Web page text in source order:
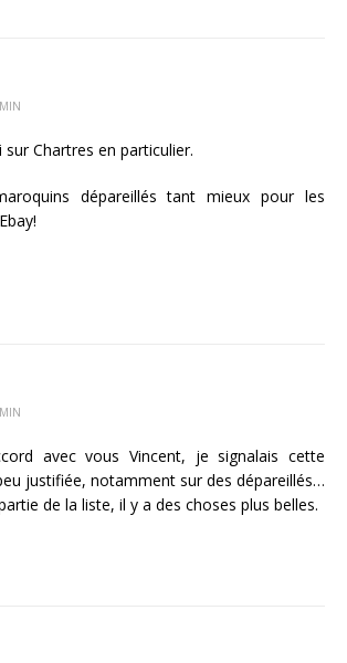
sur Chartres en particulier.
dépareillés tant mieux pour les
avec vous Vincent, je signalais cette
justifiée, notamment sur des dépareillés…
de la liste, il y a des choses plus belles.